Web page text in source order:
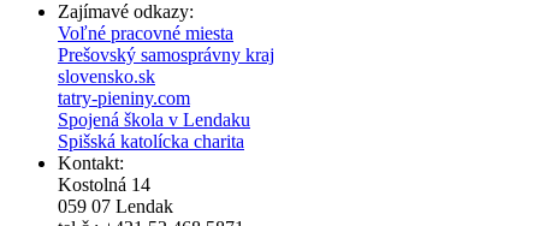
Zajímavé odkazy:
Voľné pracovné miesta
Prešovský samosprávny kraj
slovensko.sk
tatry-pieniny.com
Spojená škola v Lendaku
Spišská katolícka charita
Kontakt:
Kostolná 14
059 07 Lendak